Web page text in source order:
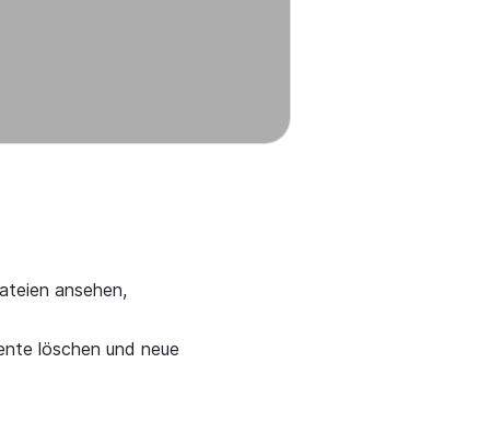
ansehen,
löschen und neue